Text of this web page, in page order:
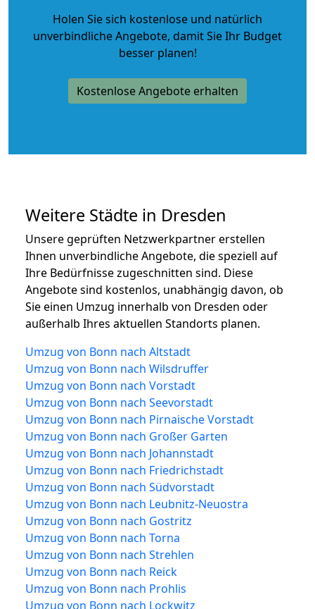
Holen Sie sich kostenlose und natürlich
unverbindliche Angebote, damit Sie Ihr Budget
besser planen!
Kostenlose Angebote erhalten
Weitere Städte in Dresden
Unsere geprüften Netzwerkpartner erstellen
Ihnen unverbindliche Angebote, die speziell auf
Ihre Bedürfnisse zugeschnitten sind. Diese
Angebote sind kostenlos, unabhängig davon, ob
Sie einen Umzug innerhalb von Dresden oder
außerhalb Ihres aktuellen Standorts planen.
Umzug von Bonn nach Altstadt
Umzug von Bonn nach Wilsdruffer
Umzug von Bonn nach Vorstadt
Umzug von Bonn nach Seevorstadt
Umzug von Bonn nach Pirnaische Vorstadt
Umzug von Bonn nach Großer Garten
Umzug von Bonn nach Johannstadt
Umzug von Bonn nach Friedrichstadt
Umzug von Bonn nach Südvorstadt
Umzug von Bonn nach Leubnitz-Neuostra
Umzug von Bonn nach Gostritz
Umzug von Bonn nach Torna
Umzug von Bonn nach Strehlen
Umzug von Bonn nach Reick
Umzug von Bonn nach Prohlis
Umzug von Bonn nach Lockwitz